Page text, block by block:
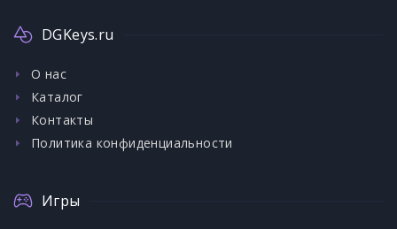
DGKeys.ru
О нас
Каталог
Контакты
Политика конфиденциальности
Игры